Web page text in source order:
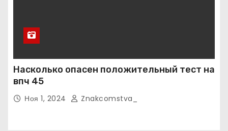
Насколько опасен положительный тест на
впч 45
Ноя 1, 2024 Znakcomstva_